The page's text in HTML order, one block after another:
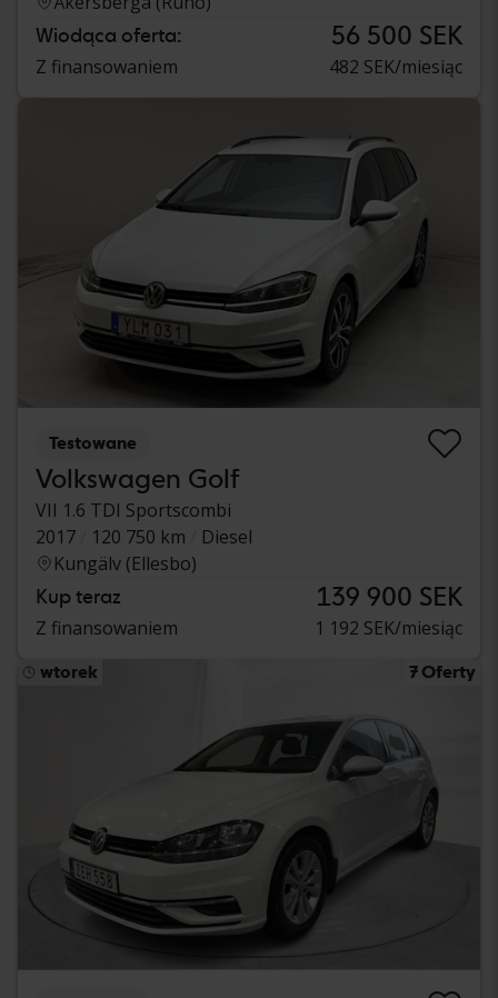
Wiodąca oferta: 56 500 SEK
Z finansowaniem 482 SEK/miesiąc
Testowane
Volkswagen Golf
VII 1.6 TDI Sportscombi
2017
120 750 km
Diesel
Kungälv (Ellesbo)
Kup teraz 139 900 SEK
Z finansowaniem 1 192 SEK/miesiąc
wtorek 7 Oferty